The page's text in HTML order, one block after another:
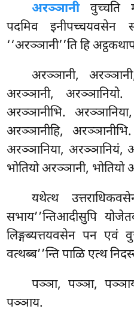
अरञ्ञानीवुच्चति
पदमिव इनीपच्चयवसेन
‘‘अरञ्ञानी’’ति हि
अरञ्ञानी,
अरञ्ञानी, अरञ्ञानियो.
अरञ्ञानीभि.
अरञ्ञानीहि,
अरञ्ञानिया, अरञ्ञानियं,
भोतियो अरञ्ञानी, भोतियो
यथेत्थ
सभाय’’न्तिआदीसुपि
लिङ्गब्यत्तयवसेन पन एवं
वत्थब्ब’’न्ति पाळि एत्थ
पञ्ञा, पञ्ञा,
पञ्ञाय.